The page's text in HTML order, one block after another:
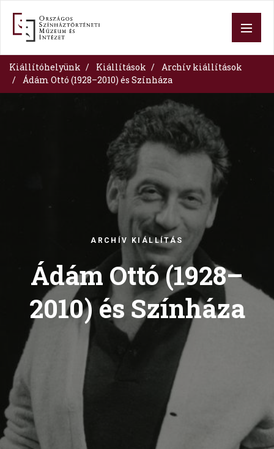
tartalomra
Kiállítóhelyünk Kiállítások
Archív kiállítások
Ádám Ottó (1928–2010) és Színháza
ARCHÍV KIÁLLÍTÁS
Ádám Ottó (1928–
2010) és Színháza